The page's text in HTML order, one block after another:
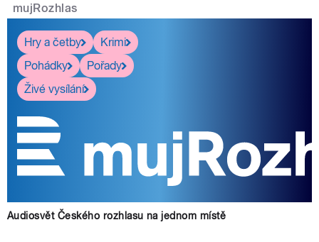
mujRozhlas
Hry a četby
Krimi
Pohádky
Pořady
Živé vysílání
Audiosvět Českého rozhlasu na jednom místě